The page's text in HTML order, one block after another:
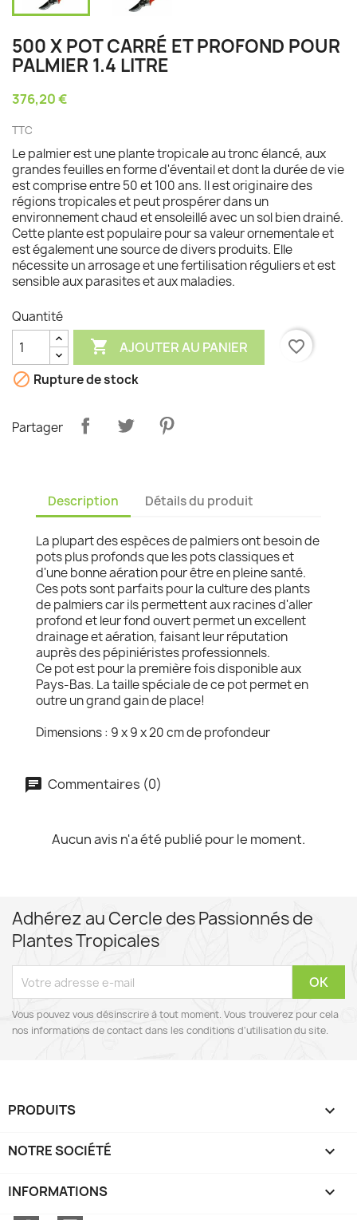
500 X POT CARRÉ ET PROFOND POUR
PALMIER 1.4 LITRE
376,20 €
TTC
Le palmier est une plante tropicale au tronc élancé, aux
grandes feuilles en forme d'éventail et dont la durée de vie
est comprise entre 50 et 100 ans. Il est originaire des
régions tropicales et peut prospérer dans un
environnement chaud et ensoleillé avec un sol bien drainé.
Cette plante est populaire pour sa valeur ornementale et
est également une source de divers produits. Elle
nécessite un arrosage et une fertilisation réguliers et est
sensible aux parasites et aux maladies.
Quantité
 AJOUTER AU PANIER
favorite_border
 Rupture de stock
Partager
Description Détails du produit
La plupart des espèces de palmiers ont besoin de
pots plus profonds que les pots classiques et
d'une bonne aération pour être en pleine santé.
Ces pots sont parfaits pour la culture des plants
de palmiers car ils permettent aux racines d'aller
profond et leur fond ouvert permet un excellent
drainage et aération, faisant leur réputation
auprès des pépiniéristes professionnels.
Ce pot est pour la première fois disponible aux
Pays-Bas. La taille spéciale de ce pot permet en
outre un grand gain de place!
Dimensions : 9 x 9 x 20 cm de profondeur
Commentaires (0)
Aucun avis n'a été publié pour le moment.
Adhérez au Cercle des Passionnés de
Plantes Tropicales
Vous pouvez vous désinscrire à tout moment. Vous trouverez pour cela
nos informations de contact dans les conditions d'utilisation du site.
PRODUITS 
NOTRE SOCIÉTÉ 
INFORMATIONS keyboard_arrow_down